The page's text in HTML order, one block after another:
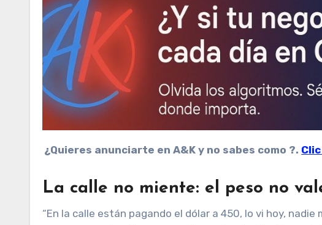
¿Quieres anunciarte en A&K y no sabes como ?.
La calle no miente: el peso no
“En la calle están pagando el dólar a 450, lo vi hoy,